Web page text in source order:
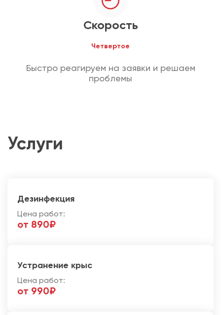
Скорость
Четвертое
Быстро реагируем на заявки и решаем
проблемы
Услуги
Дезинфекция
Цена работ:
от 890₽
Устранение крыс
Цена работ:
от 990₽